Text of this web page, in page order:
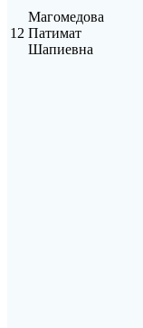
12
Магомедова
Патимат
Шапиевна